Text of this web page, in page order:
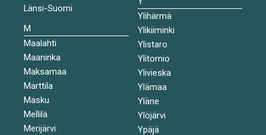
Länsi-Suomi
M
Maalahti
Maaninka
Maksamaa
Marttila
Masku
Mellilä
Merijärvi
Ylihärmä
Ylikiiminki
Ylistaro
Ylitornio
Ylivieska
Ylämaa
Yläne
Ylöjärvi
Ypäjä